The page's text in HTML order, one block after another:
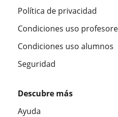
Política de privacidad
Condiciones uso
Condiciones uso alumnos
Seguridad
Descubre más
Ayuda